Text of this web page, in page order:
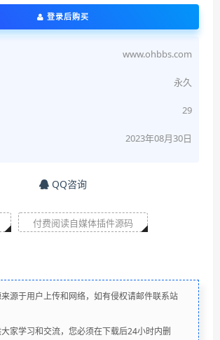
登录后购买
www.ohbbs.com
永久
29
2023年08月30日
QQ咨询
付费阅读自媒体插件源码
源于用户上传和网络，如有侵权请邮件联系站
家学习和交流，您必须在下载后24小时内删